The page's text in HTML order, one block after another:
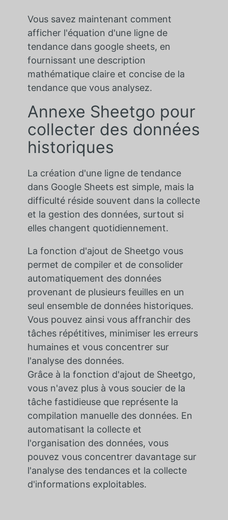
Vous savez maintenant comment
afficher l'équation d'une ligne de
tendance dans google sheets, en
fournissant une description
mathématique claire et concise de la
tendance que vous analysez.
Annexe Sheetgo pour
collecter des données
historiques
La création d'une ligne de tendance
dans Google Sheets est simple, mais la
difficulté réside souvent dans la collecte
et la gestion des données, surtout si
elles changent quotidiennement.
La fonction d'ajout de Sheetgo vous
permet de compiler et de consolider
automatiquement des données
provenant de plusieurs feuilles en un
seul ensemble de données historiques.
Vous pouvez ainsi vous affranchir des
tâches répétitives, minimiser les erreurs
humaines et vous concentrer sur
l'analyse des données.
Grâce à la fonction d'ajout de Sheetgo,
vous n'avez plus à vous soucier de la
tâche fastidieuse que représente la
compilation manuelle des données. En
automatisant la collecte et
l'organisation des données, vous
pouvez vous concentrer davantage sur
l'analyse des tendances et la collecte
d'informations exploitables.